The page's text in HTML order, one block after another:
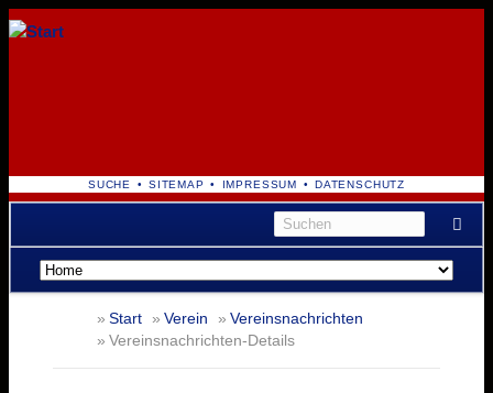
NAVIGATION
ÜBERSPRINGEN
SUCHE SITEMAP IMPRESSUM DATENSCHUTZ
Navigation
überspringen
Start Verein
Vereinsnachrichten
Vereinsnachrichten-Details